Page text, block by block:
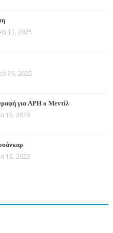
11, 2025
06, 2025
για ΑΡΗ ο Μεντίλ
15, 2025
15, 2025